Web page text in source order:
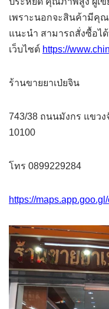
เพราะนอกจะสินค้ามีคุ
แนะนำ สามารถสั่งซื้อไ
เว็บไซต์ https://
ร้านขายยาเป่ยจิน
743/38 ถนนมังกร แขว
10100
โทร 0899229284
https://